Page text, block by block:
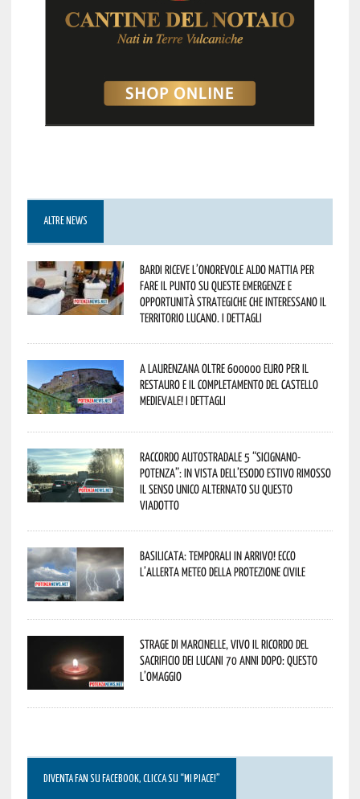
ALTRE NEWS
Bardi riceve l’onorevole Aldo Mattia per
fare il punto su queste emergenze e
opportunità strategiche che interessano il
territorio lucano. I dettagli
A Laurenzana oltre 600000 euro per il
restauro e il completamento del Castello
Medievale! I dettagli
Raccordo Autostradale 5 “Sicignano-
Potenza”: in vista dell’esodo estivo rimosso
il senso unico alternato su questo
viadotto
Basilicata: temporali in arrivo! Ecco
l’allerta meteo della Protezione civile
Strage di Marcinelle, vivo il ricordo del
sacrificio dei lucani 70 anni dopo: questo
l’omaggio
DIVENTA FAN SU FACEBOOK, CLICCA SU “MI PIACE!”